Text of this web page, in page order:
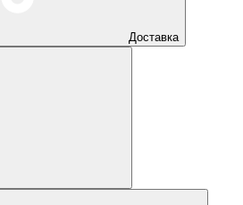
Доставка